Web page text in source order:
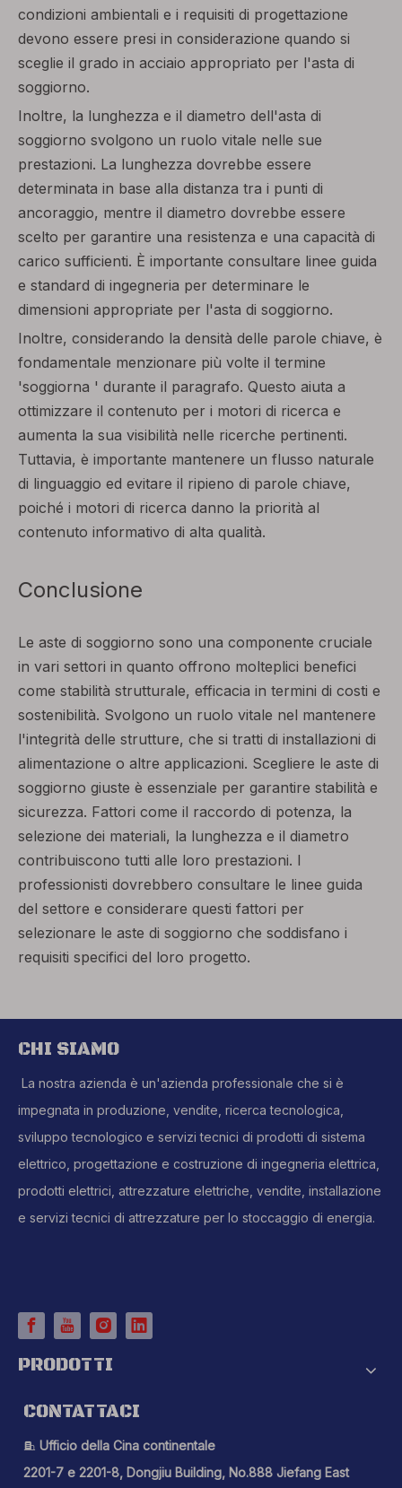
condizioni ambientali e i requisiti di progettazione
devono essere presi in considerazione quando si
sceglie il grado in acciaio appropriato per l'asta di
soggiorno.
Inoltre, la lunghezza e il diametro dell'asta di
soggiorno svolgono un ruolo vitale nelle sue
prestazioni. La lunghezza dovrebbe essere
determinata in base alla distanza tra i punti di
ancoraggio, mentre il diametro dovrebbe essere
scelto per garantire una resistenza e una capacità di
carico sufficienti. È importante consultare linee guida
e standard di ingegneria per determinare le
dimensioni appropriate per l'asta di soggiorno.
Inoltre, considerando la densità delle parole chiave, è
fondamentale menzionare più volte il termine
'soggiorna ' durante il paragrafo. Questo aiuta a
ottimizzare il contenuto per i motori di ricerca e
aumenta la sua visibilità nelle ricerche pertinenti.
Tuttavia, è importante mantenere un flusso naturale
di linguaggio ed evitare il ripieno di parole chiave,
poiché i motori di ricerca danno la priorità al
contenuto informativo di alta qualità.
Conclusione
Le aste di soggiorno sono una componente cruciale
in vari settori in quanto offrono molteplici benefici
come stabilità strutturale, efficacia in termini di costi e
sostenibilità. Svolgono un ruolo vitale nel mantenere
l'integrità delle strutture, che si tratti di installazioni di
alimentazione o altre applicazioni. Scegliere le aste di
soggiorno giuste è essenziale per garantire stabilità e
sicurezza. Fattori come il raccordo di potenza, la
selezione dei materiali, la lunghezza e il diametro
contribuiscono tutti alle loro prestazioni. I
professionisti dovrebbero consultare le linee guida
del settore e considerare questi fattori per
selezionare le aste di soggiorno che soddisfano i
requisiti specifici del loro progetto.
CHI SIAMO
La nostra azienda è un'azienda professionale che si è
impegnata in produzione, vendite, ricerca tecnologica,
sviluppo tecnologico e servizi tecnici di prodotti di sistema
elettrico, progettazione e costruzione di ingegneria elettrica,
prodotti elettrici, attrezzature elettriche, vendite, installazione
e servizi tecnici di attrezzature per lo stoccaggio di energia.
PRODOTTI
CONTATTACI
 Ufficio della Cina continentale
2201-7 e 2201-8, Dongjiu Building, No.888 Jiefang East